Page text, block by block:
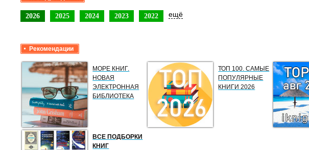
2026 2025 2024 2023 2022 ещё
Рекомендации
МОРЕ КНИГ.
НОВАЯ
ЭЛЕКТРОННАЯ
БИБЛИОТЕКА
ТОП 100. САМЫЕ
ПОПУЛЯРНЫЕ
КНИГИ 2026
ВСЕ ПОДБОРКИ
КНИГ